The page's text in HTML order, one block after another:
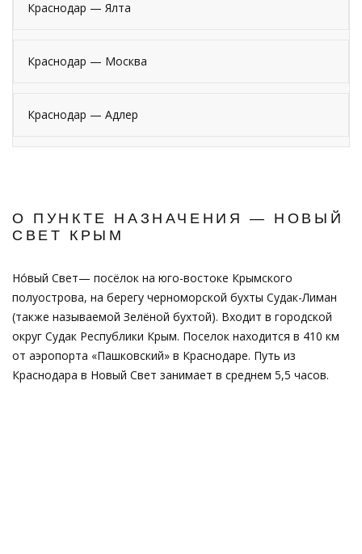
Краснодар — Ялта
Краснодар — Москва
Краснодар — Адлер
О ПУНКТЕ НАЗНАЧЕНИЯ — НОВЫЙ
СВЕТ КРЫМ
Но́вый Свет— посёлок на юго-востоке Крымского
полуострова, на берегу черноморской бухты Судак-Лиман
(также называемой Зелёной бухтой). Входит в городской
округ Судак Республики Крым. Поселок находится в 410 км
от аэропорта «Пашковский» в Краснодаре. Путь из
Краснодара в Новый Свет занимает в среднем 5,5 часов.